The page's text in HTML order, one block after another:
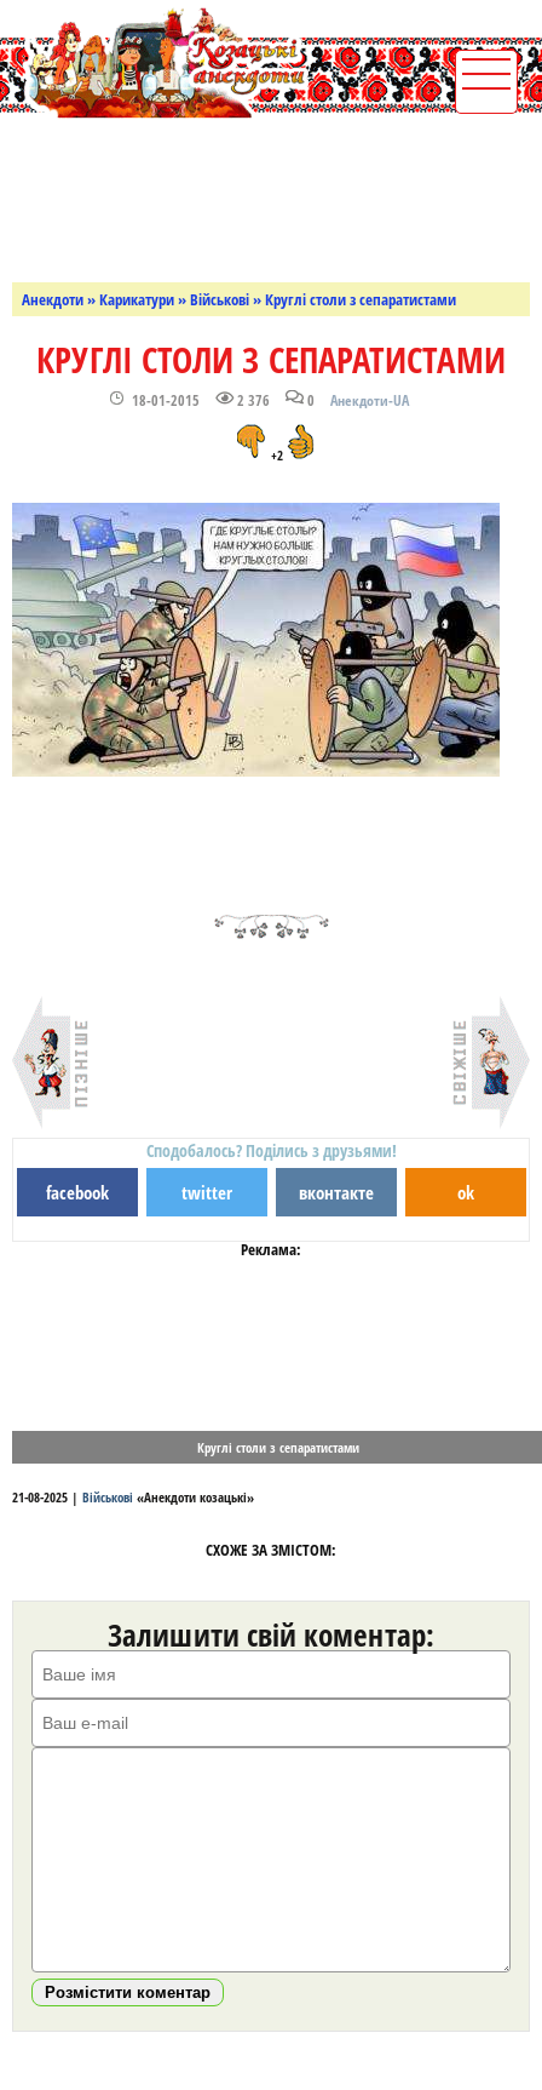
Анекдоти»Карикатури»Військові» Круглі столи з сепаратистами
КРУГЛІ СТОЛИ З СЕПАРАТИСТАМИ
18-01-2015 2 376 0 Анекдоти-UA
+2
Сподобалось? Поділись з друзьями!
facebook twitter вконтакте ok
Реклама:
Круглі столи з сепаратистами
21-08-2025 | Військові «Анекдоти козацькі»
СХОЖЕ ЗА ЗМІСТОМ:
Залишити свій коментар:
Розмістити коментар